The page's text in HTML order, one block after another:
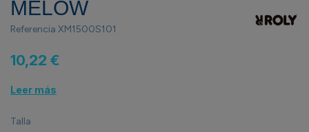
MELOW
Referencia XM1500S101
10,22 €
Leer más
Talla